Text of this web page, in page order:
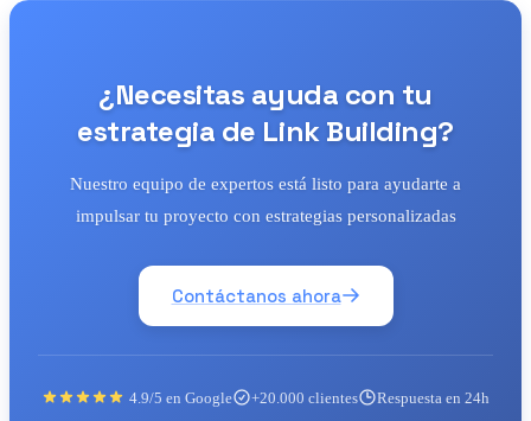
¿Necesitas ayuda con tu
estrategia de Link Building?
Nuestro equipo de expertos está listo para ayudarte a
impulsar tu proyecto con estrategias personalizadas
Contáctanos ahora
4.9/5 en Google +20.000 clientes Respuesta en 24h